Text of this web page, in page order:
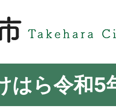
はら令和5